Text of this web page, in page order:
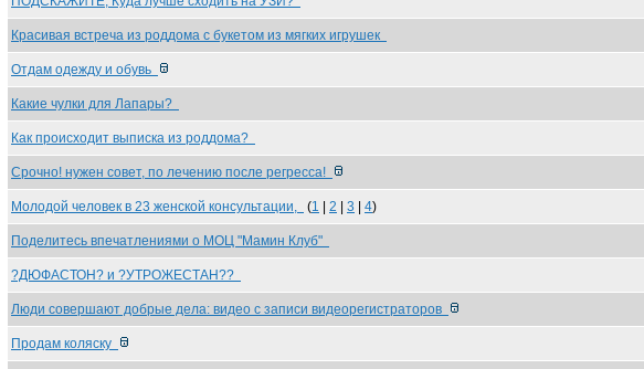
Красивая встреча из роддома с букетом из мягких игрушек
Отдам одежду и обувь
Какие чулки для Лапары?
Как происходит выписка из роддома?
Срочно! нужен совет, по лечению после регресса!
Молодой человек в 23 женской консультации, (1 2 3 4)
Поделитесь впечатлениями о МОЦ "Мамин Клуб"
?ДЮФАСТОН? и ?УТРОЖЕСТАН??
Люди совершают добрые дела: видео с записи видеорегистраторов
Продам коляску